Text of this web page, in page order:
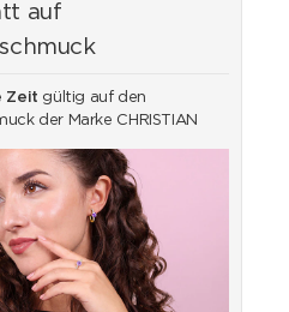
auf
Zeit gültig auf den
der Marke CHRISTIAN